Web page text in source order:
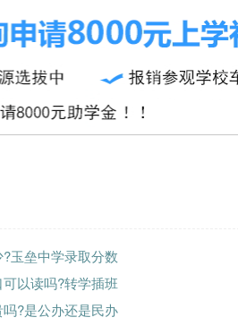
玉垒中学录取分数
以读吗?转学插班
?是公办还是民办